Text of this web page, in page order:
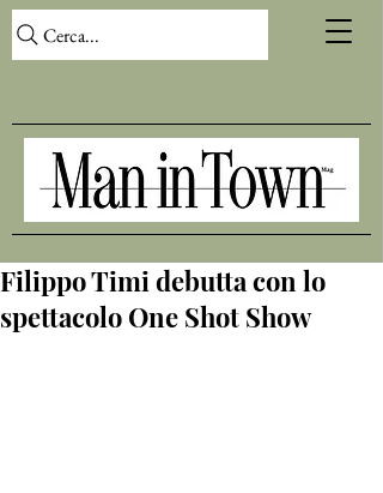
Cerca...
Filippo Timi debutta con lo
spettacolo One Shot Show